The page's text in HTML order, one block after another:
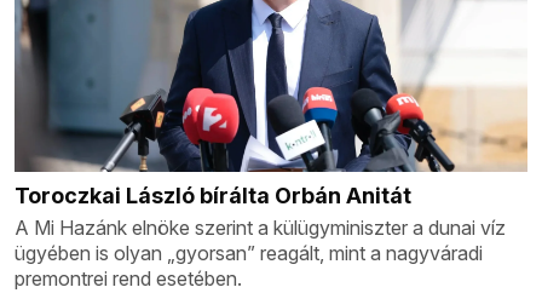
Toroczkai László bírálta Orbán Anitát
A Mi Hazánk elnöke szerint a külügyminiszter a dunai víz
ügyében is olyan „gyorsan” reagált, mint a nagyváradi
premontrei rend esetében.